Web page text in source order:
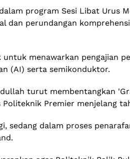
program Sesi Libat Urus
perundangan
menawarkan pengajian
(AI) serta semikonduktor.
turut membentangkan
Premier menjelang
dalam proses